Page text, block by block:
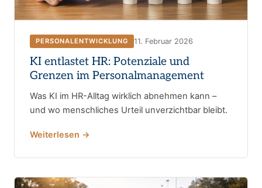
PERSONALENTWICKLUNG 11. Februar 2026
KI entlastet HR: Potenziale und
Grenzen im Personalmanagement
Was KI im HR-Alltag wirklich abnehmen kann –
und wo menschliches Urteil unverzichtbar bleibt.
Weiterlesen →